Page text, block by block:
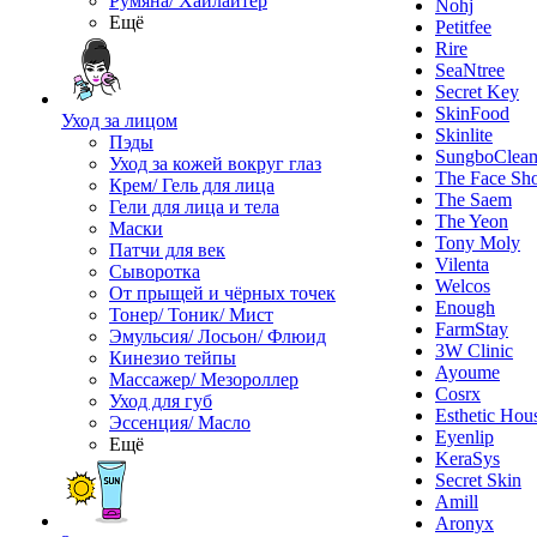
Ещё
Уход за лицом
Пэды
Уход за кожей вокруг глаз
Крем/ Гель для лица
Гели для лица и тела
Маски
Патчи для век
Сыворотка
От прыщей и чёрных точек
Тонер/ Тоник/ Мист
Эмульсия/ Лосьон/ Флюид
Кинезио тейпы
Массажер/ Мезороллер
Уход для губ
Эссенция/ Масло
Ещё
Nohj
Petitfee
Rire
SeaNtree
Secret Key
SkinFood
Skinlite
The Face
The Saem
The Yeon
Tony Moly
Vilenta
Welcos
Enough
FarmStay
3W Clinic
Ayoume
Cosrx
Esthetic
Eyenlip
KeraSys
Secret Skin
Amill
Aronyx